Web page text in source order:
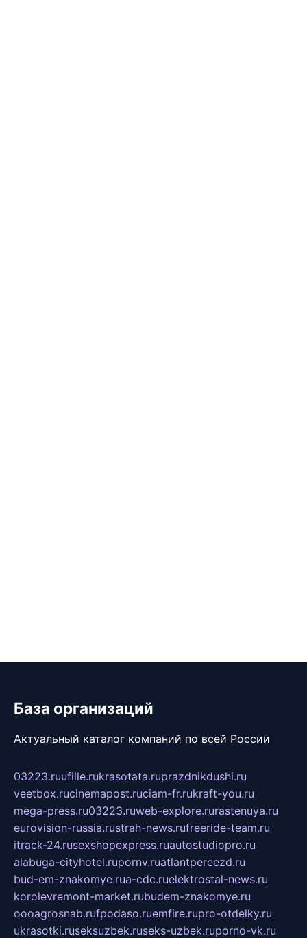
База организаций
Актуальный каталог компаний по всей России
03223.ruufille.rukrasotata.ruprazdnikdushi.ru
veetbox.rucinemapost.ruciam-fr.rukraft-you.ru
mega-press.ru03223.ruweb-explore.rurastenuya.ru
eurovision-russia.rustrah-news.rufreeride-team.ru
itrack-24.rusexshopexpress.ruautostudiopro.ru
alabuga-cityhotel.rupornv.ruatlantpereezd.ru
bud-em-znakomye.rua-cdc.ruelektrostal-news.ru
korolevremont-market.rubudem-znakomye.ru
oooagrosnab.rufpodaso.ruemfire.rupro-otdelky.ru
ukrasotki.ruseksuzbek.ruseks-uzbek.ruporno-vk.ru